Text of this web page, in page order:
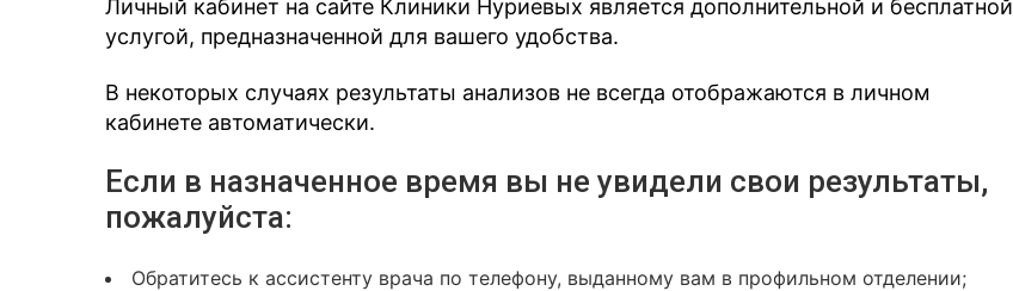
Личный кабинет на сайте Клиники Нуриевых является дополнительной и бесплатной
услугой, предназначенной для вашего удобства.
В некоторых случаях результаты анализов не всегда отображаются в личном
кабинете автоматически.
Если в назначенное время вы не увидели свои результаты,
пожалуйста:
Обратитесь к ассистенту врача по телефону, выданному вам в профильном отделении;